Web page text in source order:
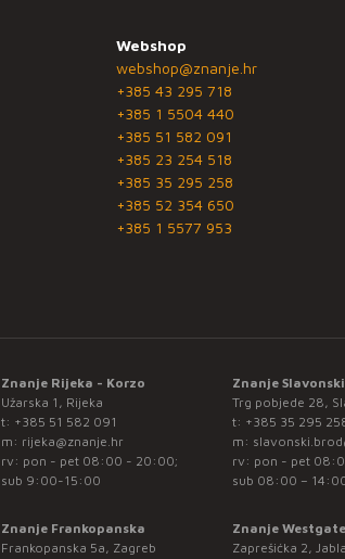
Webshop
webshop@znanje.hr
+385 43 295 718
+385 1 5504 440
+385 51 582 091
+385 23 254 518
+385 35 295 258
+385 52 354 650
+385 1 5577 953
Znanje Rijeka - Korzo
Užarska 1, Rijeka
t: +385 51 582 091
m: rijeka@znanje.hr
rv: pon - pet 08:00 - 20:00;
sub 9:00-15:00
Znanje
Trg pobjede 28,
t: +385 35 295
m:
rv: pon - pet
sub 08:00 –
Znanje Frankopanska
Frankopanska 5a, Zagreb
Znanje Westgate
Zaprešićka 2,